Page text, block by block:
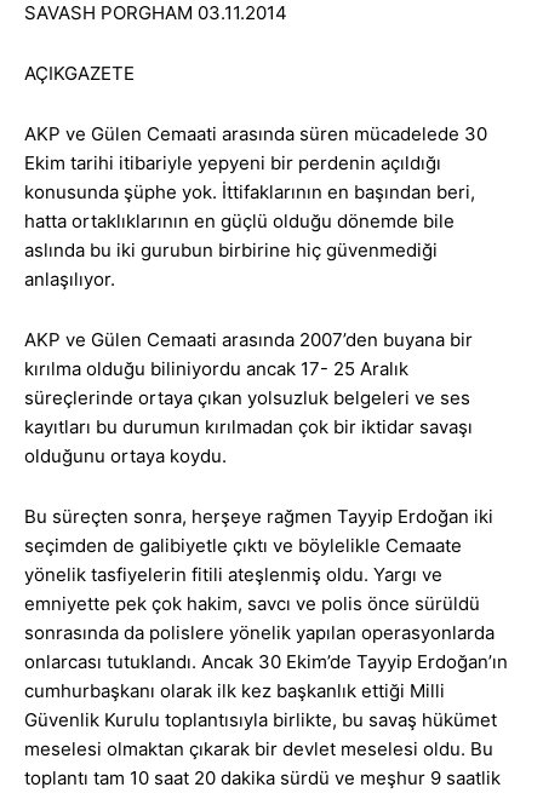
SAVASH PORGHAM 03.11.2014
AÇIKGAZETE
AKP ve Gülen Cemaati arasında süren mücadelede 30
Ekim tarihi itibariyle yepyeni bir perdenin açıldığı
konusunda şüphe yok. İttifaklarının en başından beri,
hatta ortaklıklarının en güçlü olduğu dönemde bile
aslında bu iki gurubun birbirine hiç güvenmediği
anlaşılıyor.
AKP ve Gülen Cemaati arasında 2007’den buyana bir
kırılma olduğu biliniyordu ancak 17- 25 Aralık
süreçlerinde ortaya çıkan yolsuzluk belgeleri ve ses
kayıtları bu durumun kırılmadan çok bir iktidar savaşı
olduğunu ortaya koydu.
Bu süreçten sonra, herşeye rağmen Tayyip Erdoğan iki
seçimden de galibiyetle çıktı ve böylelikle Cemaate
yönelik tasfiyelerin fitili ateşlenmiş oldu. Yargı ve
emniyette pek çok hakim, savcı ve polis önce sürüldü
sonrasında da polislere yönelik yapılan operasyonlarda
onlarcası tutuklandı. Ancak 30 Ekim’de Tayyip Erdoğan’ın
cumhurbaşkanı olarak ilk kez başkanlık ettiği Milli
Güvenlik Kurulu toplantısıyla birlikte, bu savaş hükümet
meselesi olmaktan çıkarak bir devlet meselesi oldu. Bu
toplantı tam 10 saat 20 dakika sürdü ve meşhur 9 saatlik